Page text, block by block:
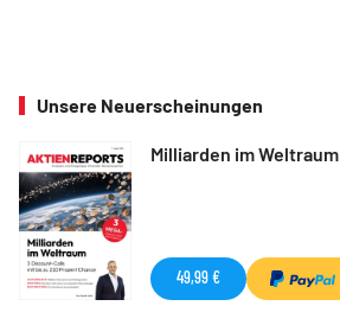
Unsere Neuerscheinungen
Milliarden im Weltraum
49,99 €